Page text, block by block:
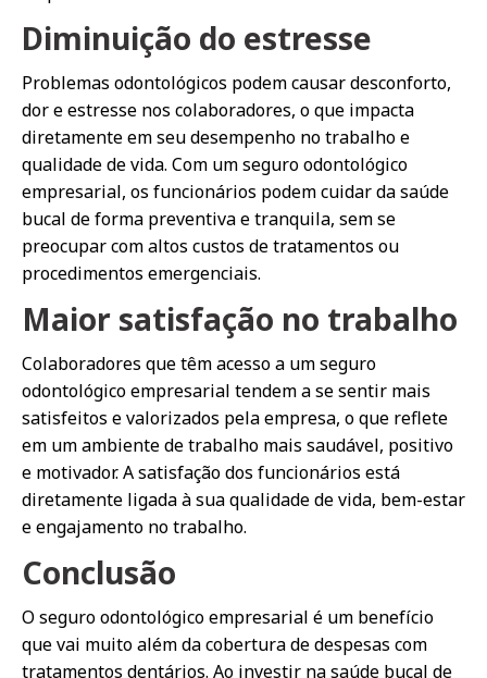
Diminuição do estresse
Problemas odontológicos podem causar desconforto,
dor e estresse nos colaboradores, o que impacta
diretamente em seu desempenho no trabalho e
qualidade de vida. Com um seguro odontológico
empresarial, os funcionários podem cuidar da saúde
bucal de forma preventiva e tranquila, sem se
preocupar com altos custos de tratamentos ou
procedimentos emergenciais.
Maior satisfação no trabalho
Colaboradores que têm acesso a um seguro
odontológico empresarial tendem a se sentir mais
satisfeitos e valorizados pela empresa, o que reflete
em um ambiente de trabalho mais saudável, positivo
e motivador. A satisfação dos funcionários está
diretamente ligada à sua qualidade de vida, bem-estar
e engajamento no trabalho.
Conclusão
O seguro odontológico empresarial é um benefício
que vai muito além da cobertura de despesas com
tratamentos dentários. Ao investir na saúde bucal de